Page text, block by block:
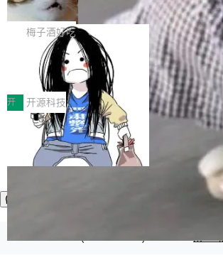
但对于金融、能源、医疗等对数据安全要求较...
Token花在哪里、算力是否被充分利用，以及持
续增长的AI成本该如何优化。 深信服AI算力网
正是围绕这些实际问题，从Token治理和成本治
理两个方面，让用户的每一份算力都看得清、管
得住、用得稳、省得下、更安全！ 一、从现在
始，Token使用一目...
不是一个人走。一同离开的还有 Sanjay
wat（Google 员工编号 23，Jeff Dean 二十多
年的编程搭档，MapReduce 和 Bigtable 的共
作者）、Quoc Le（Google 大脑核心成员，Se
q2Seq 和 DocAI 的共同发明人）以及 Oriol Vin
yals（Gemini 联合负责人，AlphaSta...
字体可调、22 种语言、记忆搜索增强
打开终端就能上岗的全中文编码智能体，这一轮
把「看得清、用母语、记得住」三件事一次补
齐。 SolonCode 是什么 SolonCode 是杭州无
耳科技研发的企业级终端编码智能体——一位全
中文驱动的数字员工，自主理解需求、规划步
骤、编写代码。不挑模型、不挑平台，curl 一行
装完即用。 开源地址：Gitee · GitCode ·
b 安装 支持 Java 8+（8~26）、macOS / Linu
x / Windows / Harmony PC。 # macOS / Linu
x / Harmony PC curl -fsSL https://solon.noea
梅子酒好吃
让“代码语义理解”深度释放AI Coding
价值潜能：华为云码道（CodeArts）
代码仓技术解析
一、代码仓深度理解技术的作用与价值 在软件
程实践中，代码仓是企业核心知识资产的主要载
体。企业级代码仓库通常包含数十万乃至数百万
个文件，其规模远超单次模型调用可承载的上下
文窗口。随着项目规模的持续扩张与代码历史的
不断累积，代码仓中的模块关系、接口契约、业
务逻辑等关键信息往往分散于数十乃至数百个文
件之中，形成高度复杂的知识关联网络。传统的
开 开源科技